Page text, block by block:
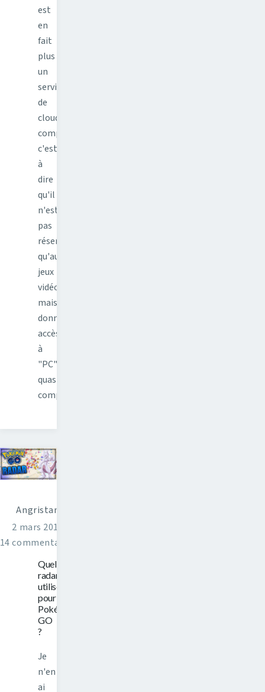
est
en
fait
plus
un
service
de
cloud
computing,
c'est
à
dire
qu'il
n'est
pas
réservé
qu'aux
jeux
vidéos
mais
donne
accès
à
"PC"
quasi-
complet…
Angristan
2 mars 2017
14 commentaires
Quel
radar
utiliser
pour
Pokémon
GO
?
Je
n'en
ai